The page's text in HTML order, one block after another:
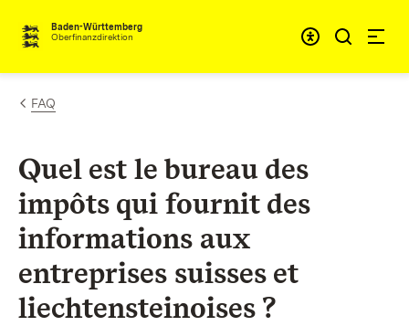
Passer au contenu
Baden-Württemberg
Oberfinanzdirektion
FAQ
Quel est le bureau des
impôts qui fournit des
informations aux
entreprises suisses et
liechtensteinoises ?